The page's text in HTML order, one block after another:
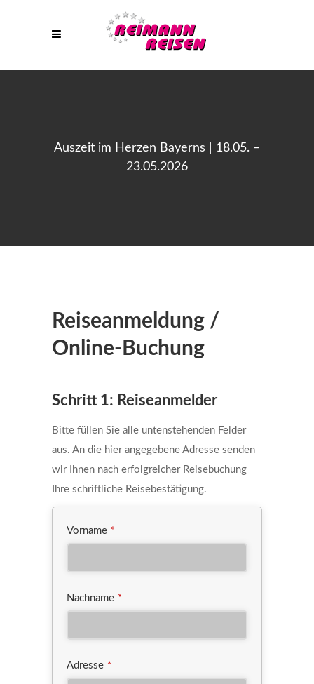
Auszeit im Herzen Bayerns | 18.05. –
23.05.2026
Reiseanmeldung /
Online-Buchung
Schritt 1: Reiseanmelder
Bitte füllen Sie alle untenstehenden Felder
aus. An die hier angegebene Adresse senden
wir Ihnen nach erfolgreicher Reisebuchung
Ihre schriftliche Reisebestätigung.
Vorname *
Nachname *
Adresse *